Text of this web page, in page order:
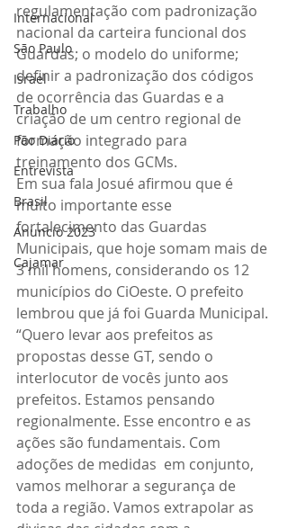
Internacional
São Paulo
Israel
Trabalho
Pão Diário
Entrevista
Brasil
Anuncio 2023
Cajamar
regulamentação com padronização
nacional da carteira funcional dos
Guardas; o modelo do uniforme;
definir a padronização dos códigos
de ocorrência das Guardas e a
criação de um centro regional de
formação integrado para
treinamento dos GCMs.
Em sua fala Josué afirmou que é
muito importante esse
fortalecimento das Guardas
Municipais, que hoje somam mais de
3 mil homens, considerando os 12
municípios do CiOeste. O prefeito
lembrou que já foi Guarda Municipal.
“Quero levar aos prefeitos as
propostas desse GT, sendo o
interlocutor de vocês junto aos
prefeitos. Estamos pensando
regionalmente. Esse encontro e as
ações são fundamentais. Com
adoções de medidas  em conjunto,
vamos melhorar a segurança de
toda a região. Vamos extrapolar as